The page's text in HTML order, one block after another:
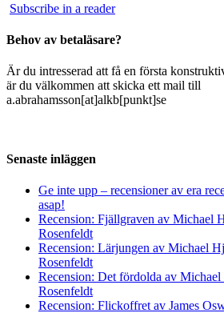
Subscribe in a reader
Behov av betaläsare?
Är du intresserad att få en första
är du välkommen att skicka ett mail till
a.abrahamsson[at]alkb[punkt]se
Senaste inläggen
Ge inte upp – recensioner av era
asap!
Recension: Fjällgraven av Michael
Rosenfeldt
Recension: Lärjungen av Michael
Rosenfeldt
Recension: Det fördolda av
Rosenfeldt
Recension: Flickoffret av James